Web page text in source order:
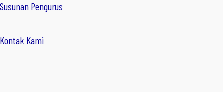
Susunan Pengurus
Kontak Kami